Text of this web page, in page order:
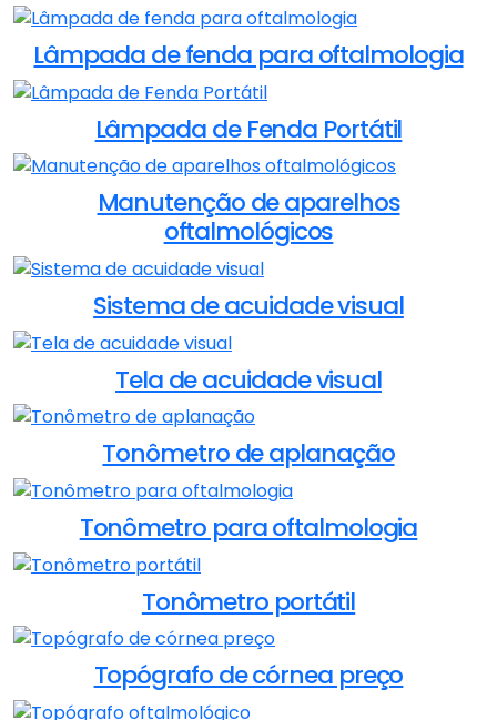
Lâmpada de fenda para oftalmologia
Lâmpada de Fenda Portátil
Manutenção de aparelhos
oftalmológicos
Sistema de acuidade visual
Tela de acuidade visual
Tonômetro de aplanação
Tonômetro para oftalmologia
Tonômetro portátil
Topógrafo de córnea preço